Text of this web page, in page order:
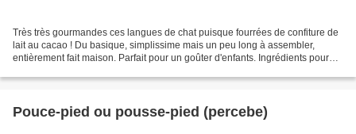
Très très gourmandes ces langues de chat puisque fourrées de confiture de
lait au cacao ! Du basique, simplissime mais un peu long à assembler,
entièrement fait maison. Parfait pour un goûter d'enfants. Ingrédients pour
Pouce-pied ou pousse-pied (percebe)